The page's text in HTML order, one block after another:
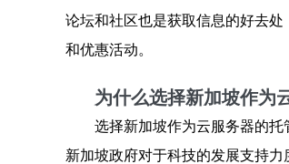
论坛和社区也是获取信息的好去
和优惠活动。
为什么选择新加坡作为
选择新加坡作为云服务器的
新加坡政府对于科技的发展支持